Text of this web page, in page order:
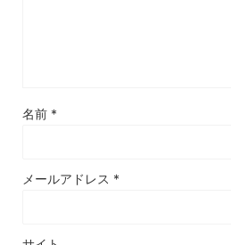
名前 *
メールアドレス *